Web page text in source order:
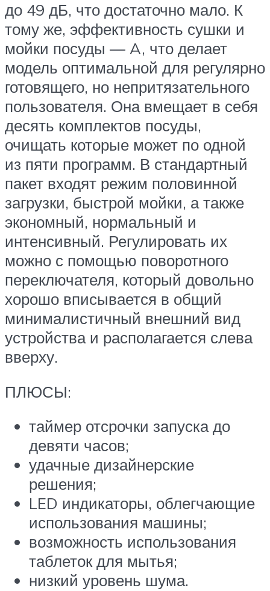
до 49 дБ, что достаточно мало. К
тому же, эффективность сушки и
мойки посуды — A, что делает
модель оптимальной для регулярно
готовящего, но непритязательного
пользователя. Она вмещает в себя
десять комплектов посуды,
очищать которые может по одной
из пяти программ. В стандартный
пакет входят режим половинной
загрузки, быстрой мойки, а также
экономный, нормальный и
интенсивный. Регулировать их
можно с помощью поворотного
переключателя, который довольно
хорошо вписывается в общий
минималистичный внешний вид
устройства и располагается слева
вверху.
ПЛЮСЫ:
таймер отсрочки запуска до
девяти часов;
удачные дизайнерские
решения;
LED индикаторы, облегчающие
использования машины;
возможность использования
таблеток для мытья;
низкий уровень шума.